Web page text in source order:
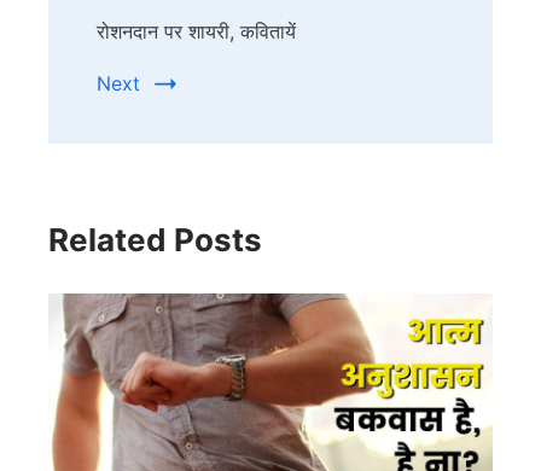
रोशनदान पर शायरी, कवितायें
Next
Related Posts